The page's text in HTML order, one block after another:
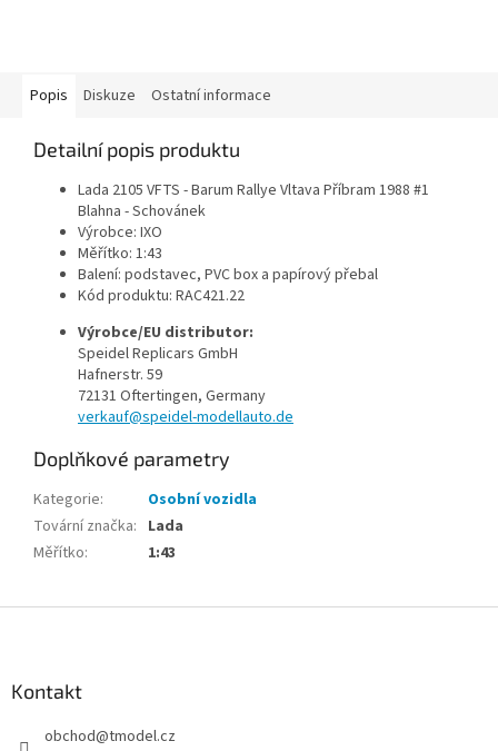
Popis Diskuze Ostatní informace
Detailní popis produktu
Lada 2105 VFTS - Barum Rallye Vltava Příbram 1988 #1
Blahna - Schovánek
Výrobce: IXO
Měřítko: 1:43
Balení: podstavec, PVC box a papírový přebal
Kód produktu: RAC421.22
Výrobce/EU distributor:
Speidel Replicars GmbH
Hafnerstr. 59
72131 Oftertingen, Germany
verkauf@speidel-modellauto.de
Doplňkové parametry
Kategorie:
Osobní vozidla
Tovární značka: Lada
Měřítko: 1:43
Kontakt
obchod@tmodel.cz